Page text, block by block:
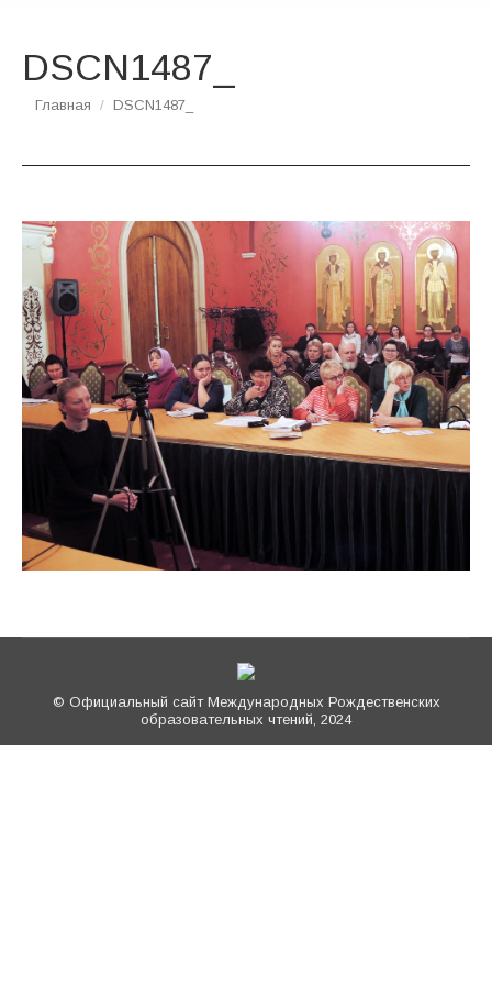
DSCN1487_
Вы здесь:
Главная DSCN1487_
© Официальный сайт Международных Рождественских
образовательных чтений, 2024